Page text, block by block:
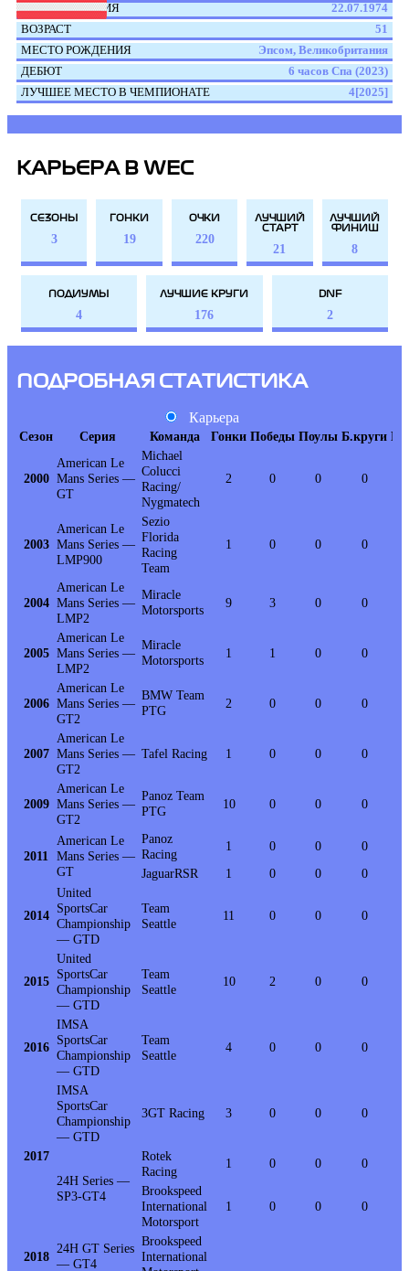
ДАТА РОЖДЕНИЯ
22.07.1974
ВОЗРАСТ
51
МЕСТО РОЖДЕНИЯ
Эпсом, Великобритания
ДЕБЮТ
6 часов Спа (2023)
ЛУЧШЕЕ МЕСТО В ЧЕМПИОНАТЕ
4[2025]
КАРЬЕРА В WEC
СЕЗОНЫ
3
ГОНКИ
19
ОЧКИ
220
ЛУЧШИЙ
СТАРТ
21
ЛУЧШИЙ
ФИНИШ
8
ПОДИУМЫ
4
ЛУЧШИЕ КРУГИ
176
DNF
2
ПОДРОБНАЯ СТАТИСТИКА
Карьера
Сезон Серия Команда Гонки Победы Поулы Б.круги
2000
American Le
Mans Series —
GT
Michael
Colucci
Racing/
Nygmatech
2 0 0 0
2003
American Le
Mans Series —
LMP900
Sezio
Florida
Racing
Team
1 0 0 0
2004
American Le
Mans Series —
LMP2
Miracle
Motorsports
9 3 0 0
2005
American Le
Mans Series —
LMP2
Miracle
Motorsports
1 1 0 0
2006
American Le
Mans Series —
GT2
BMW Team
PTG
2 0 0 0
2007
American Le
Mans Series —
GT2
Tafel Racing 1 0 0 0
2009
American Le
Mans Series —
GT2
Panoz Team
PTG
10 0 0 0
2011
American Le
Mans Series —
GT
Panoz
Racing
1 0 0
0
JaguarRSR
1 0 0 0
2014
United
SportsCar
Championship
— GTD
Team
Seattle
11 0 0 0
2015
United
SportsCar
Championship
— GTD
Team
Seattle
10 2 0 0
2016
IMSA
SportsCar
Championship
— GTD
Team
Seattle
4 0 0 0
2017
IMSA
SportsCar
Championship
— GTD
3GT Racing 3 0 0 0
24H Series —
SP3-GT4
Rotek
Racing
1 0 0
0
Brookspeed
International
Motorsport
1 0 0 0
2018
24H GT Series
— GT4
Brookspeed
International